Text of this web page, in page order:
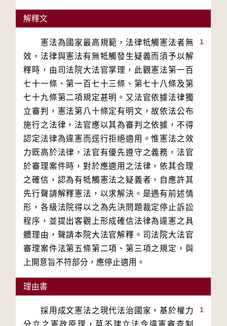
解釋文
1
憲法為國家最高規範，法律牴觸憲法者無
效，法律與憲法有無牴觸發生疑義而須予以解
釋時，由司法院大法官掌理，此觀憲法第一百
七十一條、第一百七十三條、第七十八條及第
七十九條第二項規定甚明。又法官依據法律獨
立審判，憲法第八十條定有明文，故依法公布
施行之法律，法官應以其為審判之依據，不得
認定法律為違憲而逕行拒絕適用。惟憲法之效
力既高於法律，法官有優先遵守之義務，法官
於審理案件時，對於應適用之法律，依其合理
之確信，認為有牴觸憲法之疑義者，自應許其
先行聲請解釋憲法，以求解決。是遇有前述情
形，各級法院得以之為先決問題裁定停止訴訟
程序，並提出客觀上形成確信法律為違憲之具
體理由，聲請本院大法官解釋。司法院大法官
審理案件法第五條第二項、第三項之規定，與
上開意旨不符部分，應停止適用。
理由書
1
採用成文憲法之現代法治國家，基於權力
分立之憲政原理，莫不建立法令違憲審查制